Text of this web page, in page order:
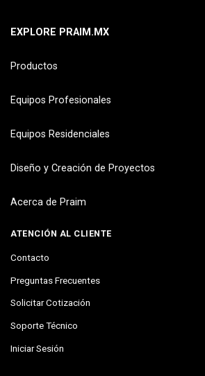
EXPLORE PRAIM.MX
Productos
Equipos Profesionales
Equipos Residenciales
Diseño y Creación de Proyectos
Acerca de Praim
ATENCIÓN AL CLIENTE
Contacto
Preguntas Frecuentes
Solicitar Cotización
Soporte Técnico
Iniciar Sesión